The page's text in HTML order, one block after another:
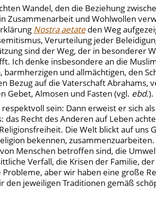
Wandel, den die Beziehung
Zusammenarbeit und Wohlwollen
Nostra aetate den Weg
Verurteilung jeder
sind der Weg, der in besonderer
Ich denke insbesondere an die
und allmächtigen, den
Bezug auf die Vaterschaft
Gebet, Almosen und Fasten (vgl. ebd.).
sein: Dann erweist er sich
das Recht des Anderen auf Leben
Die Welt blickt auf
bekennen,
Menschen betroffen sind, die
Verfall, die Krisen der Familie,
aber wir haben eine große
den jeweiligen Traditionen gemäß